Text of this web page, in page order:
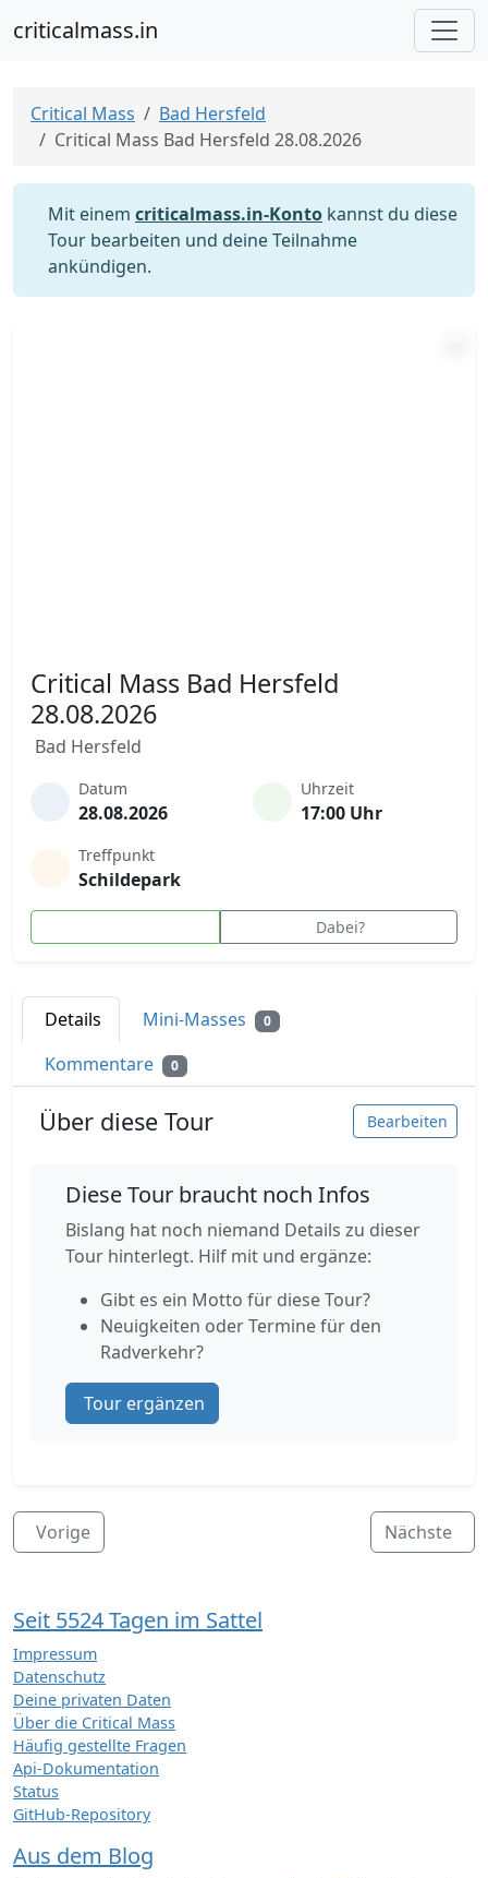
criticalmass.in
Critical Mass
Bad Hersfeld
Critical Mass Bad Hersfeld 28.08.2026
Mit einem criticalmass.in-Konto kannst du diese
Tour bearbeiten und deine Teilnahme
ankündigen.
Critical Mass Bad Hersfeld
28.08.2026
Bad Hersfeld
Datum
28.08.2026
Uhrzeit
17:00 Uhr
Treffpunkt
Schildepark
Dabei?
Details Mini-Masses 0
Kommentare 0
Über diese Tour Bearbeiten
Diese Tour braucht noch Infos
Bislang hat noch niemand Details zu dieser
Tour hinterlegt. Hilf mit und ergänze:
Gibt es ein Motto für diese Tour?
Neuigkeiten oder Termine für den
Radverkehr?
Tour ergänzen
Vorige Nächste
Seit 5524 Tagen im Sattel
Impressum
Datenschutz
Deine privaten Daten
Über die Critical Mass
Häufig gestellte Fragen
Api-Dokumentation
Status
GitHub-Repository
Aus dem Blog